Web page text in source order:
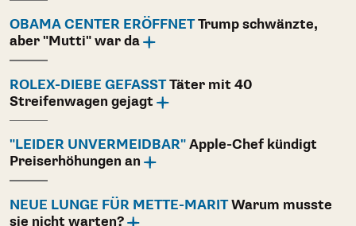
OBAMA CENTER ERÖFFNETTrump schwänzte,
aber "Mutti" war da
ROLEX-DIEBE GEFASSTTäter mit 40
Streifenwagen gejagt
"LEIDER UNVERMEIDBAR" Apple-Chef kündigt
Preiserhöhungen an
NEUE LUNGE FÜR METTE-MARITWarum musste
sie nicht warten?